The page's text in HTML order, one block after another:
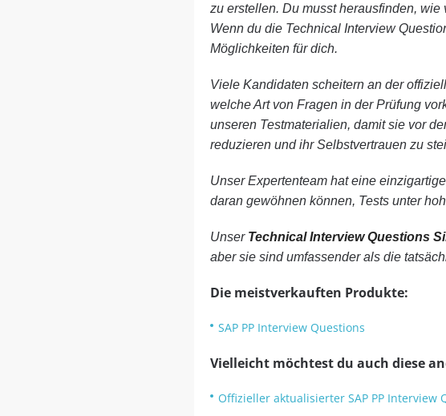
zu erstellen. Du musst herausfinden,
Wenn du die Technical Interview
Möglichkeiten für dich.
Viele Kandidaten scheitern an der
welche Art von Fragen in der Prüfung
unseren Testmaterialien, damit sie vor
reduzieren und ihr Selbstvertrauen zu
Unser Expertenteam hat eine
daran gewöhnen können, Tests unter
Unser Technical Interview Questions
aber sie sind umfassender als die
Die meistverkauften Produkte:
SAP PP Interview Questions
Vielleicht möchtest du auch diese
Offizieller aktualisierter SAP PP Interview